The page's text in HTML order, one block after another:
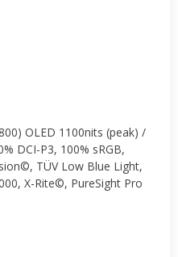
OLED 1100nits (peak) /
DCI-P3, 100% sRGB,
TÜV Low Blue Light,
X-Rite©, PureSight Pro